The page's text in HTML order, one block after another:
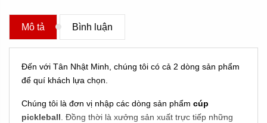
Mô tả Bình luận
Đến với Tân Nhật Minh, chúng tôi có cả 2 dòng sản phẩm
để quí khách lựa chọn.
Chúng tôi là đơn vị nhập các dòng sản phẩm cúp
pickleball . Đồng thời là xưởng sản xuất trực tiếp những